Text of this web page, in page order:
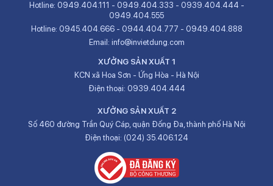
Hotline: 0949.404.111 - 0949.404.333 - 0939.404.444 -
0949.404.555
Hotline: 0945.404.666- 0944.404.777 - 0949.404.888
Email: info@invietdung.com
XƯỞNG SẢN XUẤT 1
KCN xã Hoa Sơn - Ứng Hòa - Hà Nội
Điện thoại: 0939.404.444
XƯỞNG SẢN XUẤT 2
Số 460 đường Trần Quý Cáp, quận Đống Đa, thành phố Hà Nội
Điện thoại: (024) 35.406.124